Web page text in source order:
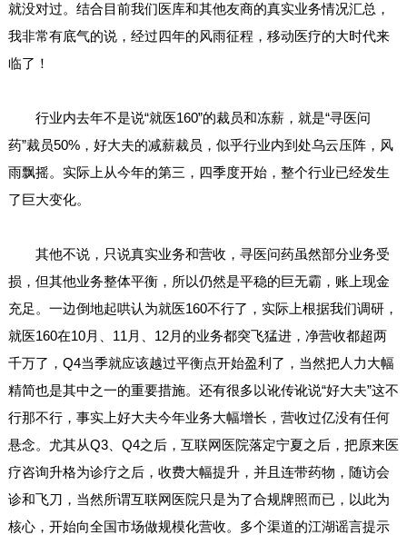
就没对过。结合目前我们医库和其他友商的真实业务情况汇总，
我非常有底气的说，经过四年的风雨征程，移动医疗的大时代来
临了！
行业内去年不是说“就医160”的裁员和冻薪，就是“寻医问
药”裁员50%，好大夫的减薪裁员，似乎行业内到处乌云压阵，风
雨飘摇。实际上从今年的第三，四季度开始，整个行业已经发生
了巨大变化。
其他不说，只说真实业务和营收，寻医问药虽然部分业务受
损，但其他业务整体平衡，所以仍然是平稳的巨无霸，账上现金
充足。一边倒地起哄认为就医160不行了，实际上根据我们调研，
就医160在10月、11月、12月的业务都突飞猛进，净营收都超两
千万了，Q4当季就应该越过平衡点开始盈利了，当然把人力大幅
精简也是其中之一的重要措施。还有很多以讹传讹说“好大夫”这不
行那不行，事实上好大夫今年业务大幅增长，营收过亿没有任何
悬念。尤其从Q3、Q4之后，互联网医院落定宁夏之后，把原来医
疗咨询升格为诊疗之后，收费大幅提升，并且连带药物，随访会
诊和飞刀，当然所谓互联网医院只是为了合规牌照而已，以此为
核心，开始向全国市场做规模化营收。多个渠道的江湖谣言提示